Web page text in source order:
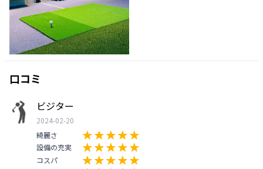
口コミ
ビジター
2024-02-20
綺麗さ
設備の充実
コスパ